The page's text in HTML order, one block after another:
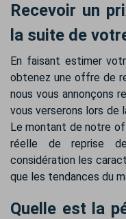
Recevoir un
la suite de
En faisant estimer
obtenez une offre de
nous vous annonçons
vous verserons lors de
Le montant de notre
réelle de reprise
considération les
que les tendances du
Quelle est la